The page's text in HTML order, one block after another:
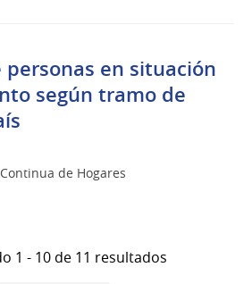
personas en situación
según tramo de
de Hogares
1 - 10 de 11 resultados